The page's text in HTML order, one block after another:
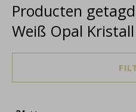
Producten
Weiß Opal